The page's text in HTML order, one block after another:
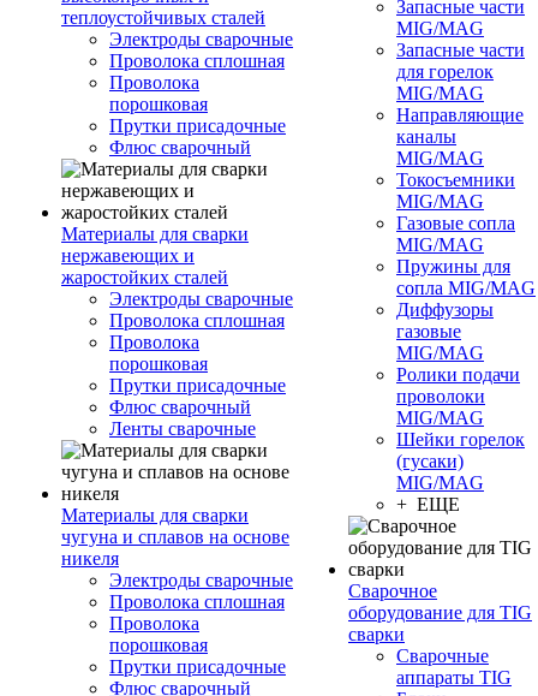
теплоустойчивых сталей
Электроды сварочные
Проволока сплошная
Проволока
порошковая
Прутки присадочные
Флюс сварочный
Материалы для сварки
нержавеющих и
жаростойких сталей
Электроды сварочные
Проволока сплошная
Проволока
порошковая
Прутки присадочные
Флюс сварочный
Ленты сварочные
Материалы для сварки
чугуна и сплавов на основе
никеля
Электроды сварочные
Проволока сплошная
Проволока
порошковая
Прутки присадочные
Флюс сварочный
Запасные части
MIG/MAG
Запасные части
для горелок
MIG/MAG
Направляющие
каналы
MIG/MAG
Токосъемники
MIG/MAG
Газовые сопла
MIG/MAG
Пружины для
сопла MIG/MAG
Диффузоры
газовые
MIG/MAG
Ролики подачи
проволоки
MIG/MAG
Шейки горелок
(гусаки)
MIG/MAG
+ ЕЩЕ
Сварочное
оборудование для TIG
сварки
Сварочные
аппараты TIG